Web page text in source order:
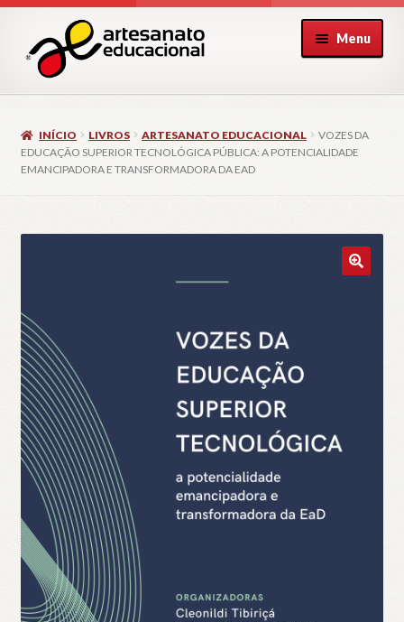
para
navegação
para
conteúdo
Menu
INÍCIO LIVROS ARTESANATO EDUCACIONAL
VOZES DA
EDUCAÇÃO SUPERIOR TECNOLÓGICA PÚBLICA: A POTENCIALIDADE
EMANCIPADORA E TRANSFORMADORA DA EAD